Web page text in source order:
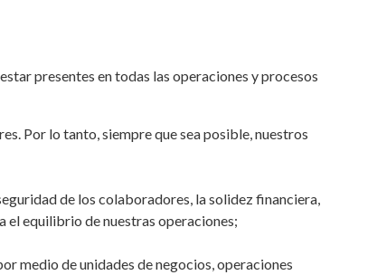
presentes en todas las operaciones y procesos
Por lo tanto, siempre que sea posible, nuestros
de los colaboradores, la solidez financiera,
el equilibrio de nuestras operaciones;
medio de unidades de negocios, operaciones